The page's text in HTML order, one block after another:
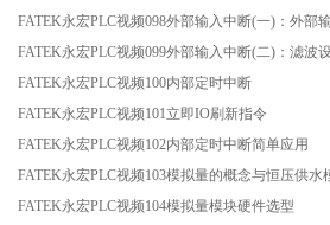
FATEK永宏PLC视频098外部输入中断(一)：外部
FATEK永宏PLC视频099外部输入中断(二)：滤波
FATEK永宏PLC视频100内部定时中断
FATEK永宏PLC视频101立即IO刷新指令
FATEK永宏PLC视频102内部定时中断简单应用
FATEK永宏PLC视频103模拟量的概念与恒压供水
FATEK永宏PLC视频104模拟量模块硬件选型